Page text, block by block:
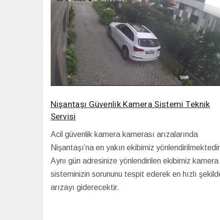
Nişantaşı Güvenlik Kamera Sistemi Teknik
Servisi
Acil güvenlik kamera kamerası arızalarında
Nişantaşı’na en yakın ekibimiz
Aynı gün adresinize yönlendirilen ekibimiz kamera
sisteminizin sorununu tespit ederek en hızlı
arızayı giderecektir.